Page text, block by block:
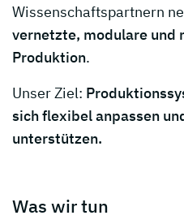
Wissenschaftspartnern
vernetzte, modulare und
Produktion.
Unser Ziel:
sich flexibel anpassen
unterstützen.
Was wir tun